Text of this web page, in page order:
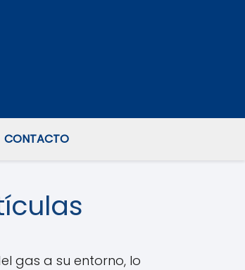
CONTACTO
gas a su entorno, lo